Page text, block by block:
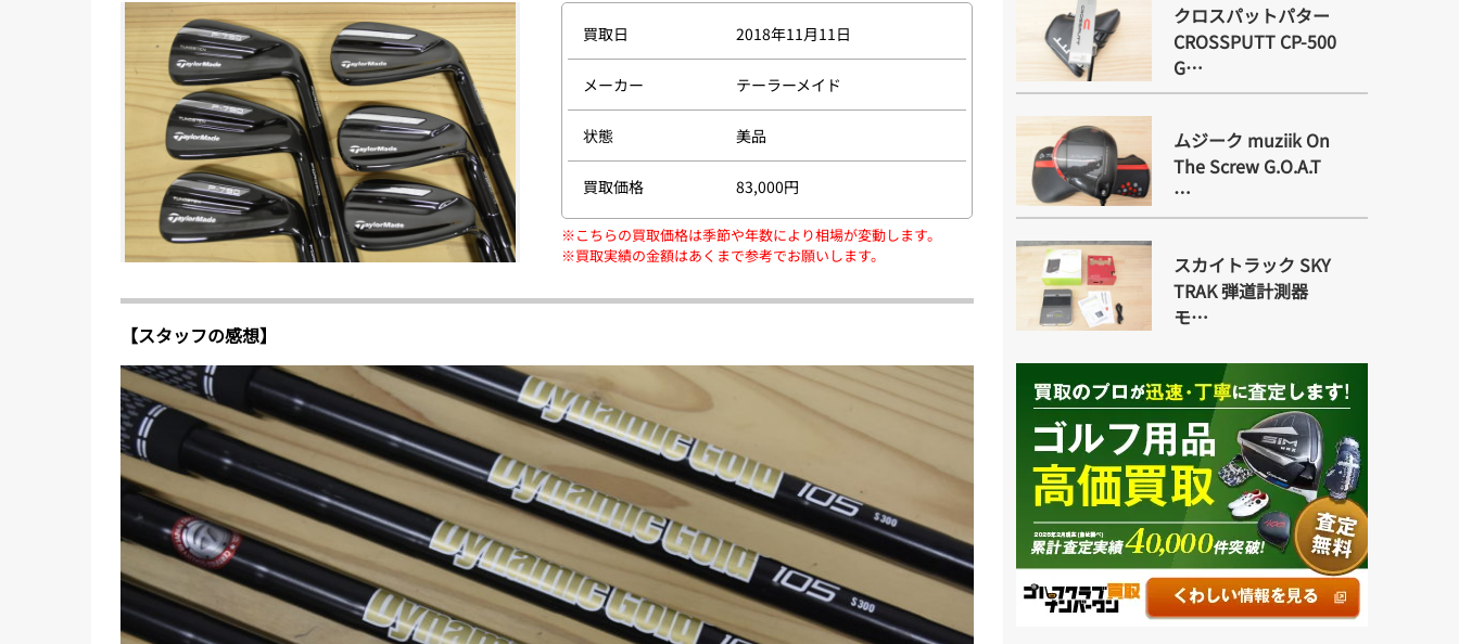
買取日 2018年11月11日
メーカー テーラーメイド
状態 美品
買取価格 83,000円
※こちらの買取価格は季節や年数により相場が変動します。
※買取実績の金額はあくまで参考でお願いします。
【スタッフの感想】
クロスパットパター
CROSSPUTT CP-500
G…
ムジーク muziik On
The Screw G.O.A.T
…
スカイトラック SKY
TRAK 弾道計測器
モ…